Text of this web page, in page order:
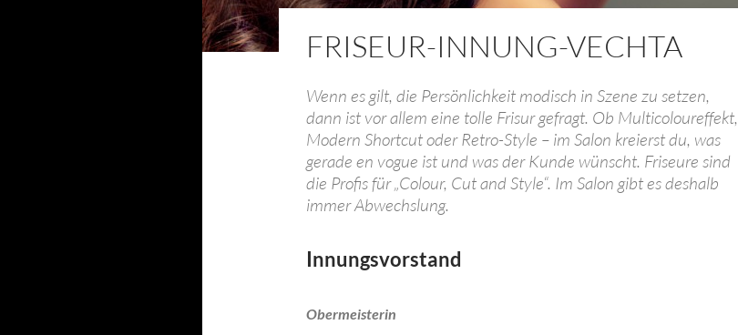
FRISEUR-INNUNG-VECHTA
Wenn es gilt, die Persönlichkeit modisch in Szene zu setzen,
dann ist vor allem eine tolle Frisur gefragt. Ob Multicoloureffekt,
Modern Shortcut oder Retro-Style – im Salon kreierst du, was
gerade en vogue ist und was der Kunde wünscht. Friseure sind
die Profis für „Colour, Cut and Style“. Im Salon gibt es deshalb
immer Abwechslung.
Innungsvorstand
Obermeisterin